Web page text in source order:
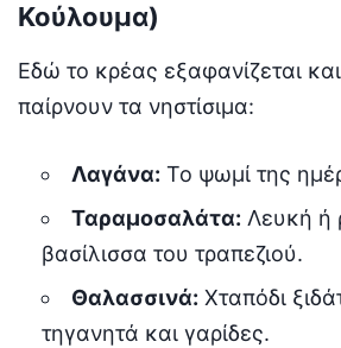
Κούλουμα)
Εδώ το κρέας εξαφανίζεται
παίρνουν τα νηστίσιμα:
Λαγάνα: Το ψωμί της
Ταραμοσαλάτα: Λευκή ή
βασίλισσα του τραπεζιού.
Θαλασσινά: Χταπόδι
τηγανητά και γαρίδες.